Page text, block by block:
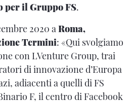
per il Gruppo FS.
2020 a Roma,
Termini: «Qui svolgiamo
con LVenture Group, trai
di innovazione d’Europa
adiacenti a quelli di FS
F, il centro di Facebook